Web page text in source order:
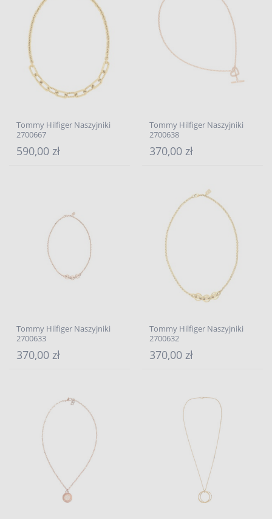
Tommy Hilfiger Naszyjniki
2700667
590,00 zł
Tommy Hilfiger Naszyjniki
2700638
370,00 zł
Tommy Hilfiger Naszyjniki
2700633
370,00 zł
Tommy Hilfiger Naszyjniki
2700632
370,00 zł